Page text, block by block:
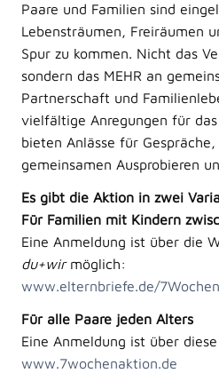
Paare und Familien sind
Lebensträumen, Freiräumen
Spur zu kommen. Nicht das
sondern das MEHR an
Partnerschaft und
vielfältige Anregungen für
bieten Anlässe für
gemeinsamen Ausprobieren
Es gibt die Aktion in zwei
Für Familien mit Kindern
Eine Anmeldung ist über die
du+wirmöglich:
www.elternbriefe.de/7Wochen
Für alle Paare jeden Alters
Eine Anmeldung ist über
www.7wochenaktion.de